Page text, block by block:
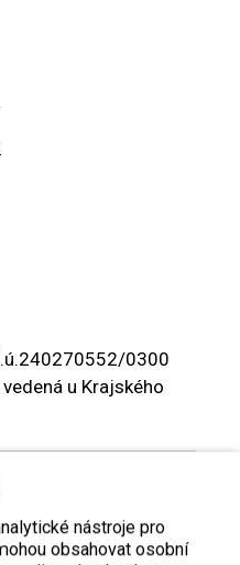
0300
u Krajského
nástroje pro
obsahovat osobní